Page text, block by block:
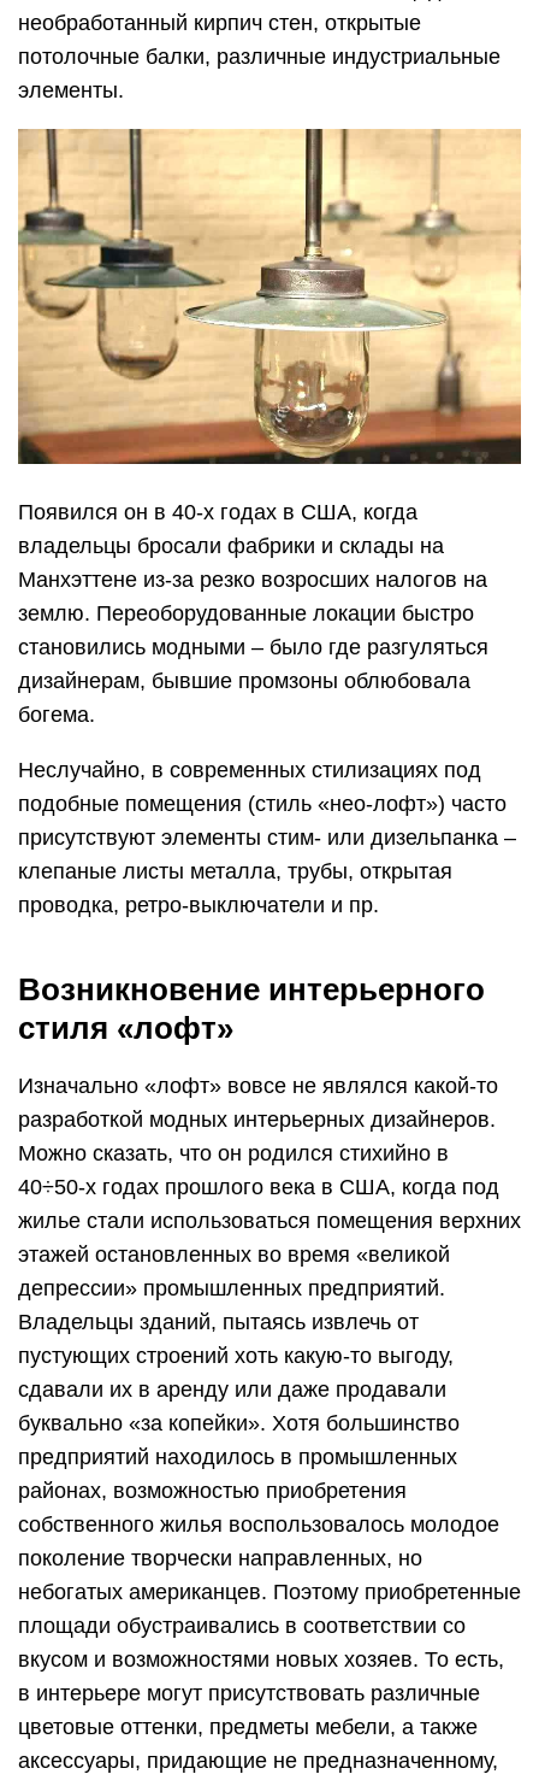
необработанный кирпич стен, открытые
потолочные балки, различные индустриальные
элементы.
Появился он в 40-х годах в США, когда
владельцы бросали фабрики и склады на
Манхэттене из-за резко возросших налогов на
землю. Переоборудованные локации быстро
становились модными – было где разгуляться
дизайнерам, бывшие промзоны облюбовала
богема.
Неслучайно, в современных стилизациях под
подобные помещения (стиль «нео-лофт») часто
присутствуют элементы стим- или дизельпанка –
клепаные листы металла, трубы, открытая
проводка, ретро-выключатели и пр.
Возникновение интерьерного
стиля «лофт»
Изначально «лофт» вовсе не являлся какой-то
разработкой модных интерьерных дизайнеров.
Можно сказать, что он родился стихийно в
40÷50-х годах прошлого века в США, когда под
жилье стали использоваться помещения верхних
этажей остановленных во время «великой
депрессии» промышленных предприятий.
Владельцы зданий, пытаясь извлечь от
пустующих строений хоть какую-то выгоду,
сдавали их в аренду или даже продавали
буквально «за копейки». Хотя большинство
предприятий находилось в промышленных
районах, возможностью приобретения
собственного жилья воспользовалось молодое
поколение творчески направленных, но
небогатых американцев. Поэтому приобретенные
площади обустраивались в соответствии со
вкусом и возможностями новых хозяев. То есть,
в интерьере могут присутствовать различные
цветовые оттенки, предметы мебели, а также
аксессуары, придающие не предназначенному,